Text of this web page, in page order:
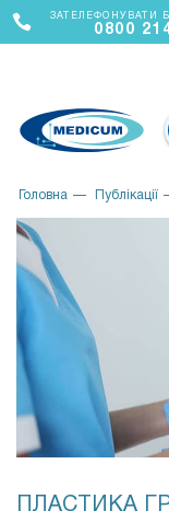
ЗАТЕЛЕФОНУВАТИ
0800
Головна Публікації
ПЛАСТИКА